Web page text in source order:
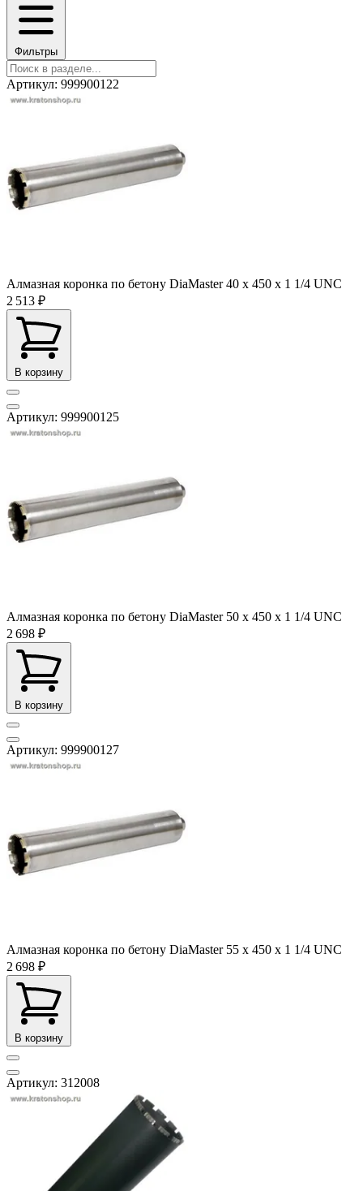
Фильтры
Артикул: 999900122
Алмазная коронка по бетону DiaMaster 40 х 450 х 1 1/4 UNC
2 513 ₽
В корзину
Артикул: 999900125
Алмазная коронка по бетону DiaMaster 50 х 450 х 1 1/4 UNC
2 698 ₽
В корзину
Артикул: 999900127
Алмазная коронка по бетону DiaMaster 55 х 450 х 1 1/4 UNC
2 698 ₽
В корзину
Артикул: 312008